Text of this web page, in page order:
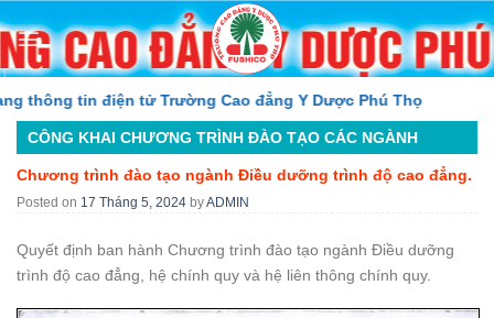
to
content
tin điện tử Trường Cao đẳng Y Dược Phú Thọ
CÔNG KHAI CHƯƠNG TRÌNH ĐÀO TẠO CÁC NGÀNH
Chương trình đào tạo ngành Điều dưỡng trình độ cao đẳng.
Posted on 17 Tháng 5, 2024 byADMIN
Quyết định ban hành Chương trình đào tạo ngành Điều dưỡng
trình độ cao đẳng, hệ chính quy và hệ liên thông chính quy.